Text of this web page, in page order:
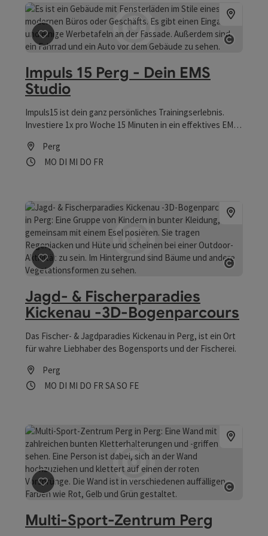
Getränkeautomat, Handyladestation und kostenloses
WLAN.
Beitrag merken: Impuls 15 Perg - Dein EMS Studio
Impuls 15 Perg - Dein EMS
Studio
Impuls15 ist dein ganz persönliches Trainingserlebnis.
Investiere 1x pro Woche 15 Minuten in ein effektives EMS
maximale Wirkung für Körper, Haltung, Energie und
Ausstrahlung.
Perg
Öffnungszeiten
MO Montag geöffnet
DI Dienstag geöffnet
MI Mittwoch geöffnet
DO Donnerstag geöffnet
FRFreitag geöffnet
Beitrag merken: Jagd- & Fischerparadies Kickenau -
Jagd- & Fischerparadies
Kickenau -3D-Bogenparcours
Das Fischer- & Jagdparadies Kickenau in Perg, ist ein Ort
für wahre Liebhaber des Bogensports und der Fischerei.
Perg
Öffnungszeiten
MO Montag geöffnet
DI Dienstag geöffnet
MI Mittwoch geöffnet
DO Donnerstag geöffnet
FR Freitag geöffnet
SASamstag geöffnet
SO Sonntag geöffnet
FEFeiertag geöffnet
Beitrag merken: Multi-Sport-Zentrum Perg
Multi-Sport-Zentrum Perg